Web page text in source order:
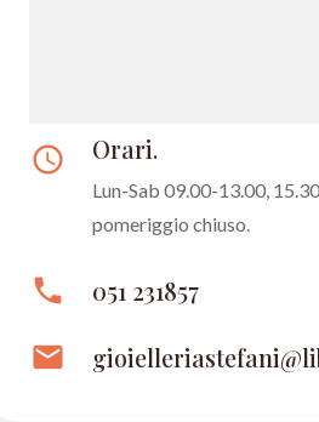
access_time Orari.
Lun-Sab 09.00-13.00,
pomeriggio chiuso.
phone 051 231857
email